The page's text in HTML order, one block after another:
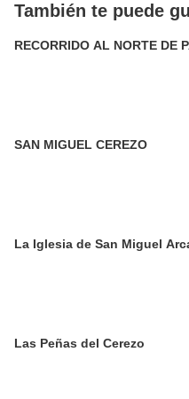
También te puede
RECORRIDO AL NORTE DE
SAN MIGUEL CEREZO
La Iglesia de San Miguel
Las Peñas del Cerezo